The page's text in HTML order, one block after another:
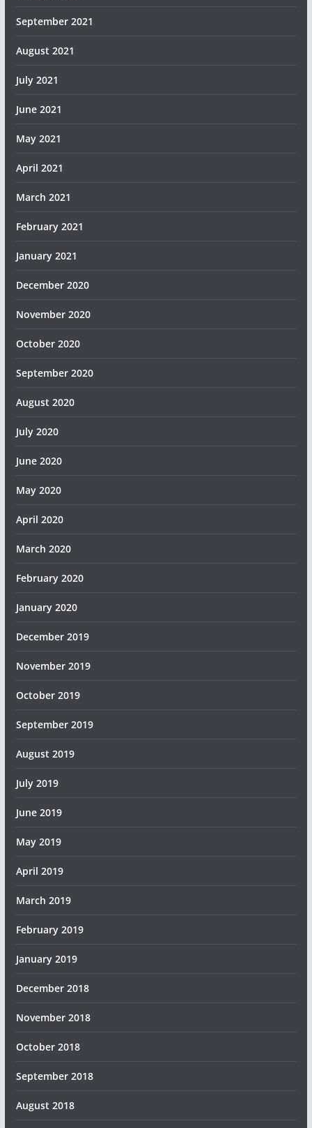
September 2021
August 2021
July 2021
June 2021
May 2021
April 2021
March 2021
February 2021
January 2021
December 2020
November 2020
October 2020
September 2020
August 2020
July 2020
June 2020
May 2020
April 2020
March 2020
February 2020
January 2020
December 2019
November 2019
October 2019
September 2019
August 2019
July 2019
June 2019
May 2019
April 2019
March 2019
February 2019
January 2019
December 2018
November 2018
October 2018
September 2018
August 2018